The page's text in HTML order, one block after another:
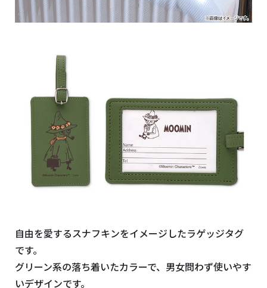
自由を愛するスナフキンをイメージしたラゲッジタグ
です。
グリーン系の落ち着いたカラーで、男女問わず使いやす
いデザインです。